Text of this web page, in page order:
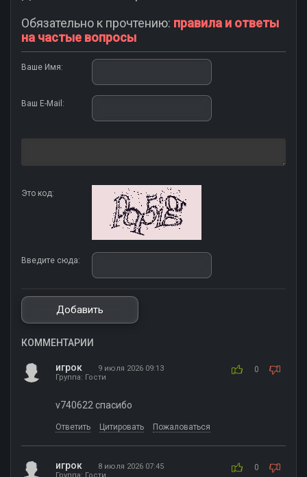
Обязательно к прочтению: правила и ответы
на частые вопросы
Ваше Имя:
Ваш E-Mail:
Это код:
Введите сюда:
КОММЕНТАРИИ
игрок
9 июля 2026 09:13
Группа: Гости
0
v740622 спасибо
Ответить Цитировать Пожаловаться
игрок
8 июля 2026 07:45
0